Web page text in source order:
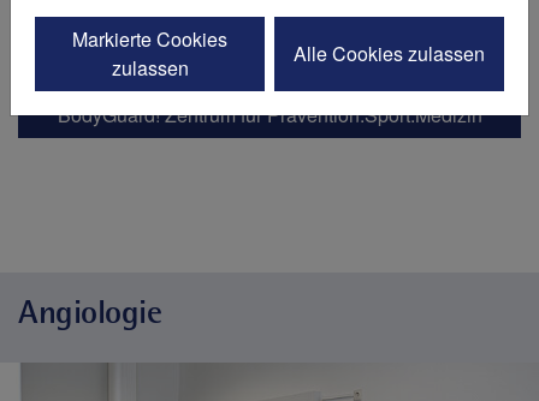
Kardiovasculäres Studienzentrum
BodyGuard! Zentrum für Prävention.Sport.Medizin
Angiologie
Markierte Cookies
zulassen
Alle Cookies zulassen